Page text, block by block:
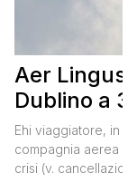
Aer
Dublino a
Ehi viaggiatore, in
compagnia aerea
crisi (v.